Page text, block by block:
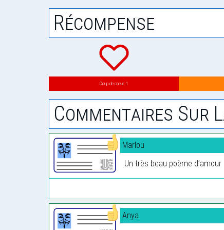
Récompense
Coup de coeur: 1
Commentaires Sur
Marlou
Un très beau poème d’amour
Anya